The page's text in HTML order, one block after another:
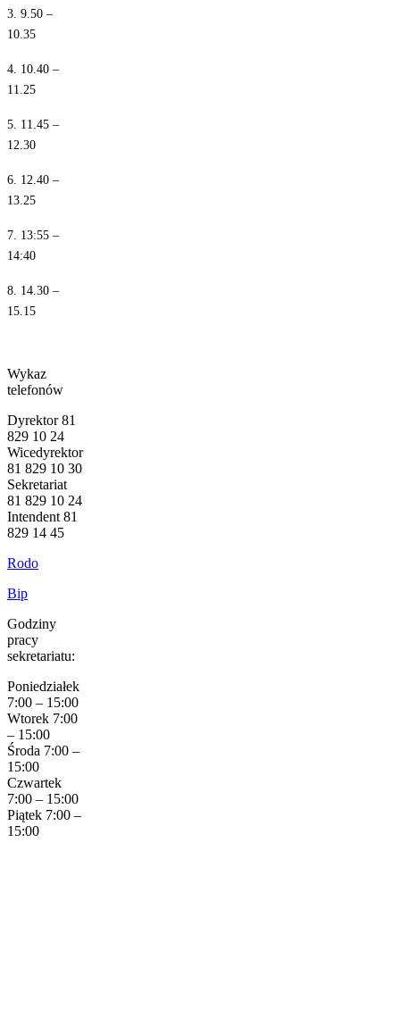
3. 9.50 –
10.35
4. 10.40 –
11.25
5. 11.45 –
12.30
6. 12.40 –
13.25
7. 13:55 –
14:40
8. 14.30 –
15.15
Wykaz
telefonów
Dyrektor 81
829 10 24
Wicedyrektor
81 829 10 30
Sekretariat
81 829 10 24
Intendent 81
829 14 45
Rodo
Bip
Godziny
pracy
sekretariatu:
Poniedziałek
7:00 – 15:00
Wtorek 7:00
– 15:00
Środa 7:00 –
15:00
Czwartek
7:00 – 15:00
Piątek 7:00 –
15:00